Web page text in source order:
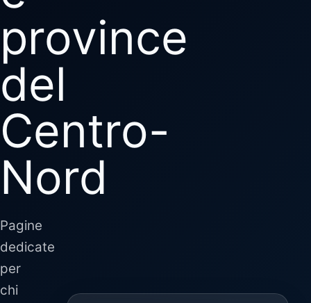
province
del
Centro-
Nord
Pagine
dedicate
per
chi